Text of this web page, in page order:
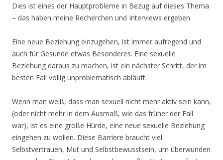
Dies ist eines der Hauptprobleme in Bezug auf dieses Thema
– das haben meine Recherchen und Interviews ergeben.
Eine neue Beziehung einzugehen, ist immer aufregend und
auch für Gesunde etwas Besonderes. Eine sexuelle
Beziehung daraus zu machen, ist ein nächster Schritt, der im
besten Fall völlig unproblematisch abläuft.
Wenn man weiß, dass man sexuell nicht mehr aktiv sein kann,
(oder nicht mehr in dem Ausmaß, wie das früher der Fall
war), ist es eine große Hürde, eine neue sexuelle Beziehung
eingehen zu wollen. Diese Barriere braucht viel
Selbstvertrauen, Mut und Selbstbewusstsein, um überwunden